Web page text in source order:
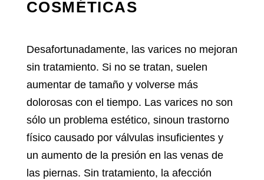
COSMÉTICAS
Desafortunadamente, las varices no mejoran
sin tratamiento. Si no se tratan, suelen
aumentar de tamaño y volverse más
dolorosas con el tiempo. Las varices no son
sólo un problema estético, sinoun trastorno
físico causado por válvulas insuficientes y
un aumento de la presión en las venas de
las piernas. Sin tratamiento, la afección